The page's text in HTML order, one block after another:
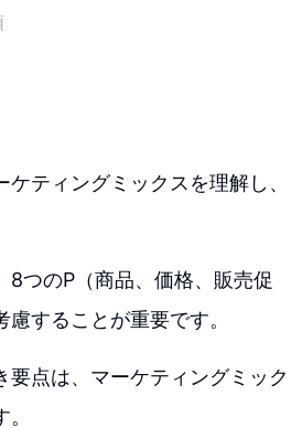
ティングミックスを理解し、
つのP（商品、価格、販売促
することが重要です。
点は、マーケティングミック